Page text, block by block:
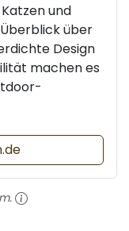
Katzen und
über
Design
machen es